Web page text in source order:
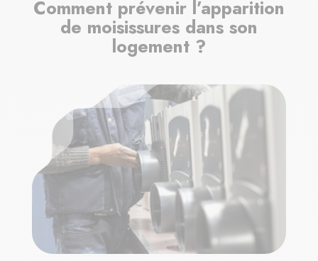
Comment prévenir l’apparition
de moisissures dans son
logement ?